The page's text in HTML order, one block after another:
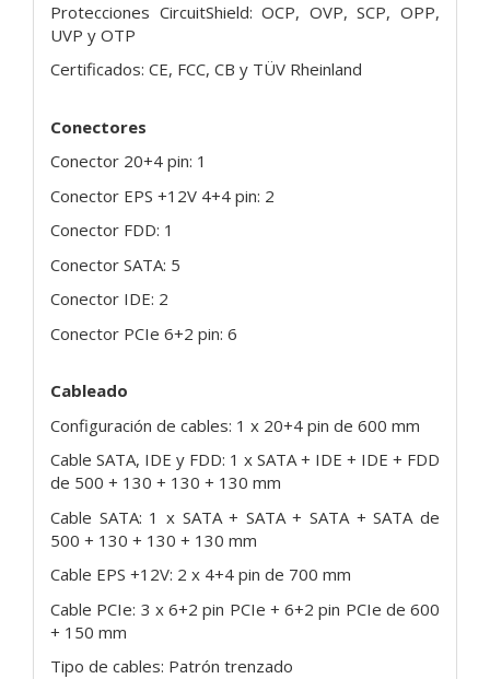
Protecciones CircuitShield: OCP, OVP, SCP, OPP,
UVP y OTP
Certificados: CE, FCC, CB y TÜV Rheinland
Conectores
Conector 20+4 pin: 1
Conector EPS +12V 4+4 pin: 2
Conector FDD: 1
Conector SATA: 5
Conector IDE: 2
Conector PCIe 6+2 pin: 6
Cableado
Configuración de cables: 1 x 20+4 pin de 600 mm
Cable SATA, IDE y FDD: 1 x SATA + IDE + IDE + FDD
de 500 + 130 + 130 + 130 mm
Cable SATA: 1 x SATA + SATA + SATA + SATA de
500 + 130 + 130 + 130 mm
Cable EPS +12V: 2 x 4+4 pin de 700 mm
Cable PCIe: 3 x 6+2 pin PCIe + 6+2 pin PCIe de 600
+ 150 mm
Tipo de cables: Patrón trenzado